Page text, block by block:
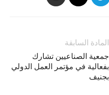
المادة السابقة
جمعية الصناعيين تشارك
بفعالية في مؤتمر العمل الدولي
بجنيف